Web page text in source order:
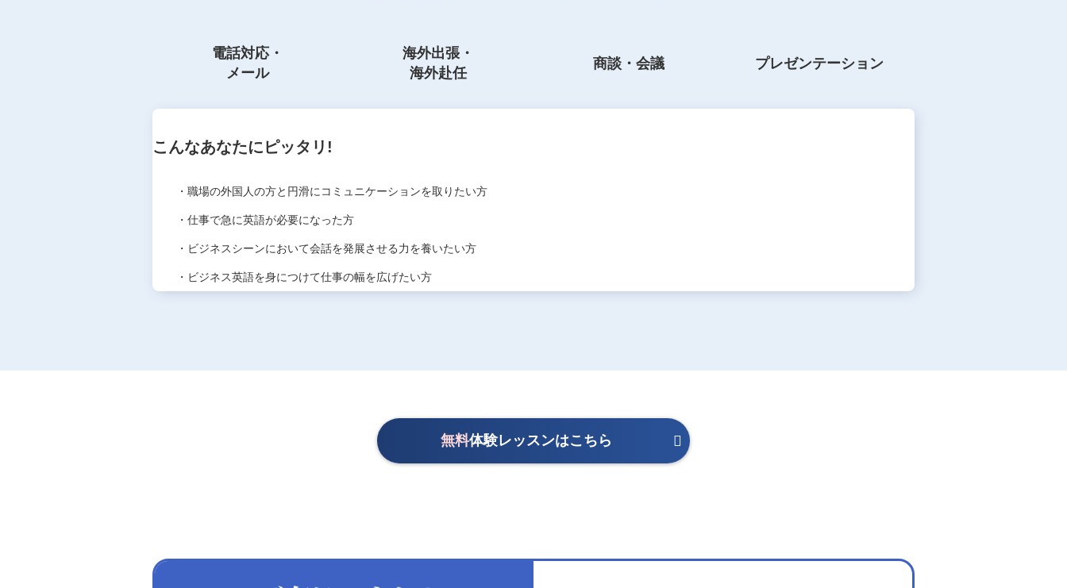
電話対応・
メール
海外出張・
海外赴任
商談・会議 プレゼンテーション
こんなあなたにピッタリ!
・職場の外国人の方と円滑にコミュニケーションを取りたい方
・仕事で急に英語が必要になった方
・ビジネスシーンにおいて会話を発展させる力を養いたい方
・ビジネス英語を身につけて仕事の幅を広げたい方
無料体験レッスンはこちら